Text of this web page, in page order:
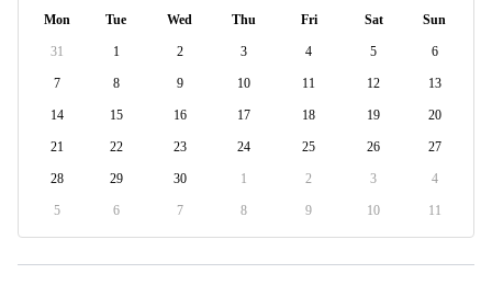
Mon Tue Wed Thu Fri Sat Sun
31 1 2 3 4 5 6
7 8 9 10 11 12 13
14 15 16 17 18 19 20
21 22 23 24 25 26 27
28 29 30 1 2 3 4
5 6 7 8 9 10 11